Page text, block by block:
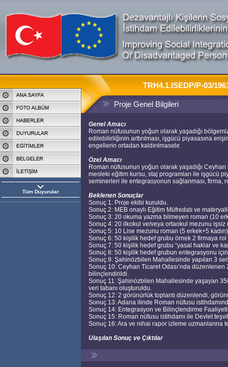
Tüm Duyurular
TRH4.1.ISEDP/P-03/
Proje Genel Bilgileri
Genel Amacı
Roman nüfusunun yoğun olarak yaşadığı
edilebilirliğinin arttırılması, işgücü piyasasına
engellerin ortadan kaldırılmasıdır.
Özel Amacı
Roman nüfusunun yoğun olarak yaşadığı
mesleki eğitim kursu, staj programları ile işgücü
seminerleri ile entegrasyonun sağlanması, firma,
Beklenen Sonuçlar
Sonuç 1: Proje ekibi kuruldu.
Sonuç 2: MEB onaylı Eğitim Müfredatı ve
Sonuç 3: 20 okuma yazma bilmeyen roman (10
Sonuç 4: 20 ilkokul ve/veya ortaokul mezunu işsiz
Sonuç 5: 10 Lise mezunu roman (5 erkek+5 kadın)
Sonuç 6: 50 kişilik hedef grubu örnek 2 firmaya
Sonuç 7: 50 kişilik hedef grubu “yasal haklar ve
Sonuç 8: 50 kişilik hedef grubun entegrasyonu
Sonuç 9: Şahinözbilen Mahallesinde yapılan 3
Sonuç 10: Ceyhan Ticaret Odası’nda düzenlenen
bilinçlendirildi.
Sonuç 11: Şahinözbilen Mahallesinde yaşayan
veri tabanı oluşturuldu.
Sonuç 12: 2 görünürlük toplantı düzenlendi,
Sonuç 13: Adana ilinde Roman nüfusu
Sonuç 14: Entegrasyon ve Bilinçlendirme
Sonuç 15: Roman nüfusu istihdamı ile Devlet
Sonuç 16: Ara ve nihai rapor izleme uzmanlarına
Ulaşılan Sonuç ve Çıktılar